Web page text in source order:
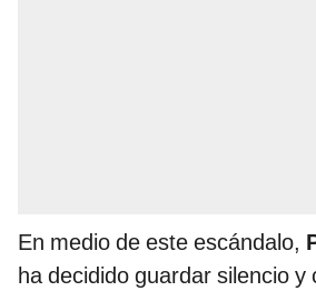
En medio de este escándalo,
ha decidido guardar silencio y